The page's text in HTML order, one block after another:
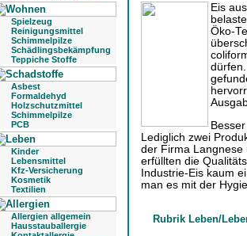
Spielzeug
Reinigungsmittel
Schimmelpilze
Schädlingsbekämpfung
Teppiche Stoffe
Asbest
Formaldehyd
Holzschutzmittel
Schimmelpilze
PCB
Kinder
Lebensmittel
Kfz-Versicherung
Kosmetik
Textilien
Allergien allgemein
Hausstauballergie
Eis
Öko-
Lediglich zwei
der Firma Langnese
erfüllten die
Industrie-Eis kaum
man es mit der
Rubrik Leben/